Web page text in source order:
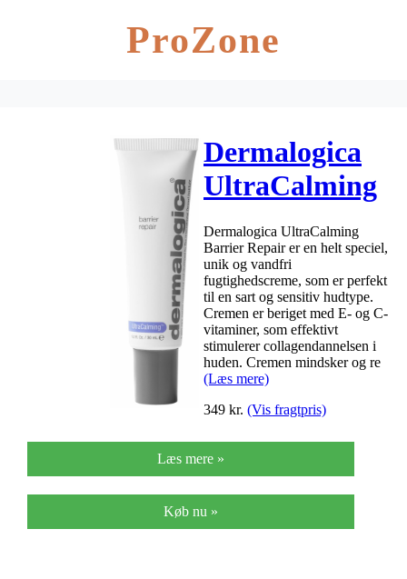
ProZone
Dermalogica
UltraCalming
Barrier Repair
30 ml
Dermalogica UltraCalming
Barrier Repair er en helt speciel,
unik og vandfri
fugtighedscreme, som er perfekt
til en sart og sensitiv hudtype.
Cremen er beriget med E- og C-
vitaminer, som effektivt
stimulerer collagendannelsen i
huden. Cremen mindsker og re
(Læs mere)
349 kr. (Vis fragtpris)
Læs mere »
Køb nu »